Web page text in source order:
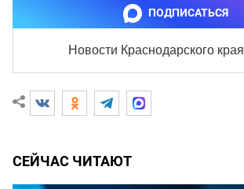
ПОДПИСАТЬСЯ
Новости Краснодарского края
СЕЙЧАС ЧИТАЮТ